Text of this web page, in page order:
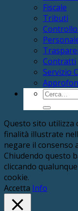
Fiscale
Tributi
Contratti
Servizio
Cerca:
Questo sito utilizza
finalità illustrate
negare il consenso
Chiudendo questo
cliccando
cookie.
Accetta Info